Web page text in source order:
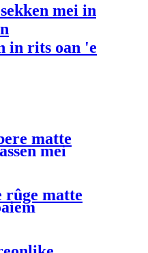
mei in
in rits oan 'e
matte
mei
rûge matte